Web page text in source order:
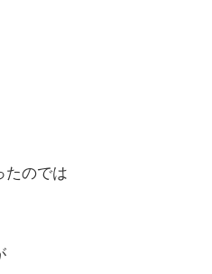
たのでは